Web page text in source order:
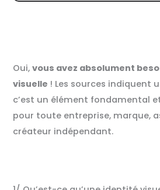
Oui,vous avez absolument
visuelle ! Les sources indiquent
c’est un élément fondamental
pour toute entreprise, marque,
créateur indépendant.